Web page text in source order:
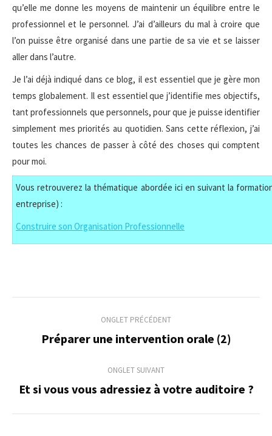
qu’elle me donne les moyens de maintenir un équilibre entre le
professionnel et le personnel. J’ai d’ailleurs du mal à croire que
l’on puisse être organisé dans une partie de sa vie et se laisser
aller dans l’autre.
Je l’ai déjà indiqué dans ce blog, il est essentiel que je gère mon
temps globalement. Il est essentiel que j’identifie mes objectifs,
tant professionnels que personnels, pour que je puisse identifier
simplement mes priorités au quotidien. Sans cette réflexion, j’ai
toutes les chances de passer à côté des choses qui comptent
pour moi.
Vous retrouverez la thématique abordée ici en suivant la
entreprise) :
Construire son Organisation Professionnelle
commentaire
ONGLET PRÉCÉDENT
Onglet
Préparer une intervention orale (2)
ONGLET SUIVANT
Onglet
Et si vous vous adressiez à votre auditoire ?